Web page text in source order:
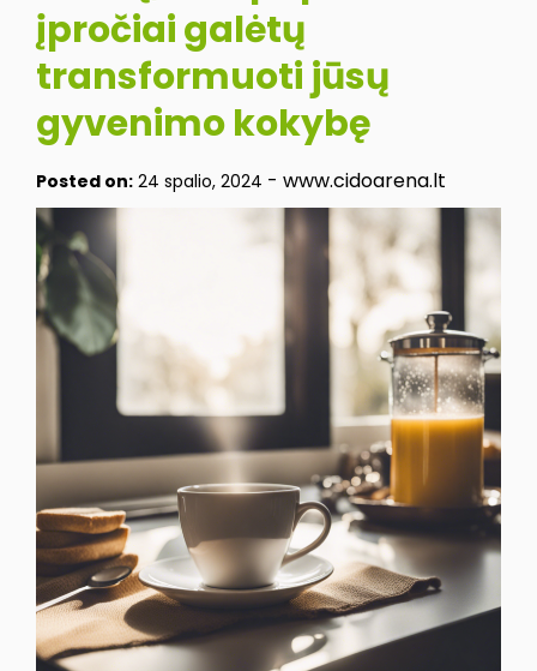
įpročiai galėtų
transformuoti jūsų
gyvenimo kokybę
Posted on: 24 spalio, 2024 - www.cidoarena.lt